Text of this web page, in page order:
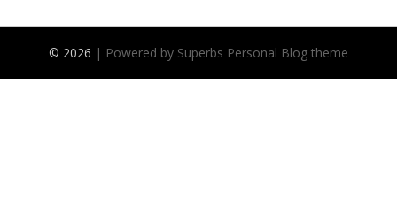
© 2026 | Powered by Superbs Personal Blog theme